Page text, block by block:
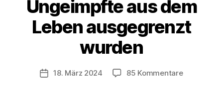
Ungeimpfte aus dem
Leben ausgegrenzt
wurden
Veröffentlichungsdatum
18. März 2024 85 Kommentarezu